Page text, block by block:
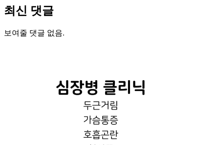
최신 댓글
보여줄 댓글 없음.